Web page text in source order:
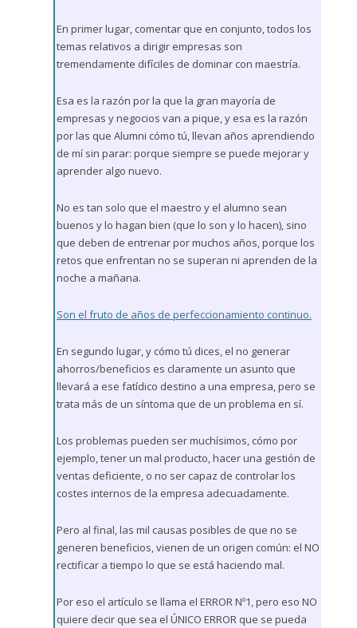
En primer lugar, comentar que en conjunto, todos los
temas relativos a dirigir empresas son
tremendamente difíciles de dominar con maestría.
Esa es la razón por la que la gran mayoría de
empresas y negocios van a pique, y esa es la razón
por las que Alumni cómo tú, llevan años aprendiendo
de mí sin parar: porque siempre se puede mejorar y
aprender algo nuevo.
No es tan solo que el maestro y el alumno sean
buenos y lo hagan bien (que lo son y lo hacen), sino
que deben de entrenar por muchos años, porque los
retos que enfrentan no se superan ni aprenden de la
noche a mañana.
Son el fruto de años de perfeccionamiento continuo.
En segundo lugar, y cómo tú dices, el no generar
ahorros/beneficios es claramente un asunto que
llevará a ese fatídico destino a una empresa, pero se
trata más de un síntoma que de un problema en sí.
Los problemas pueden ser muchísimos, cómo por
ejemplo, tener un mal producto, hacer una gestión de
ventas deficiente, o no ser capaz de controlar los
costes internos de la empresa adecuadamente.
Pero al final, las mil causas posibles de que no se
generen beneficios, vienen de un origen común: el NO
rectificar a tiempo lo que se está haciendo mal.
Por eso el artículo se llama el ERROR Nº1, pero eso NO
quiere decir que sea el ÚNICO ERROR que se pueda